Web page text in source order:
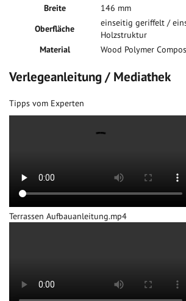
Breite
146 mm
Oberfläche
einseitig geriffelt /
Holzstruktur
Material
Wood Polymer
Verlegeanleitung / Mediathek
Tipps vom Experten
Terrassen Aufbauanleitung.mp4